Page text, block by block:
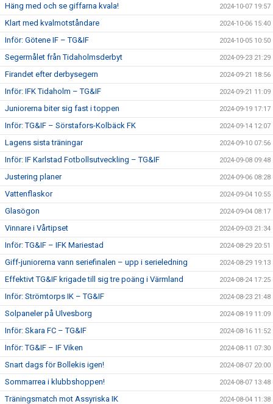
Häng med och se giffarna kvala! 2024-10-07 19:57
Klart med kvalmotståndare 2024-10-06 15:40
Inför: Götene IF – TG&IF 2024-10-05 10:50
Segermålet från Tidaholmsderbyt 2024-09-23 21:29
Firandet efter derbysegern 2024-09-21 18:56
Inför: IFK Tidaholm – TG&IF 2024-09-21 11:09
Juniorerna biter sig fast i toppen 2024-09-19 17:17
Inför: TG&IF – Sörstafors-Kolbäck FK 2024-09-14 12:07
Lagens sista träningar 2024-09-10 07:56
Inför: IF Karlstad Fotbollsutveckling – TG&IF 2024-09-08 09:48
Justering planer 2024-09-06 08:28
Vattenflaskor 2024-09-04 10:55
Glasögon 2024-09-04 08:17
Vinnare i Vårtipset 2024-09-03 21:34
Inför: TG&IF – IFK Mariestad 2024-08-29 20:51
Giff-juniorerna vann seriefinalen – upp i serieledning 2024-08-29 19:13
Effektivt TG&IF krigade till sig tre poäng i Värmland 2024-08-24 17:25
Inför: Strömtorps IK – TG&IF 2024-08-23 21:48
Solpaneler på Ulvesborg 2024-08-19 11:09
Inför: Skara FC – TG&IF 2024-08-16 11:52
Inför: TG&IF – IF Viken 2024-08-11 07:30
Snart dags för Bollekis igen! 2024-08-07 20:00
Sommarrea i klubbshoppen! 2024-08-07 13:48
Träningsmatch mot Assyriska IK 2024-08-04 11:38